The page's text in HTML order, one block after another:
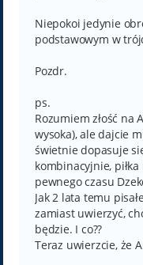
Niepokoi jedynie
podstawowym w
Pozdr.
ps.
Rozumiem złość na
wysoka), ale dajcie
świetnie dopasuje
kombinacyjnie,
pewnego czasu
Jak 2 lata temu
zamiast uwierzyć,
będzie. I co??
Teraz uwierzcie, że